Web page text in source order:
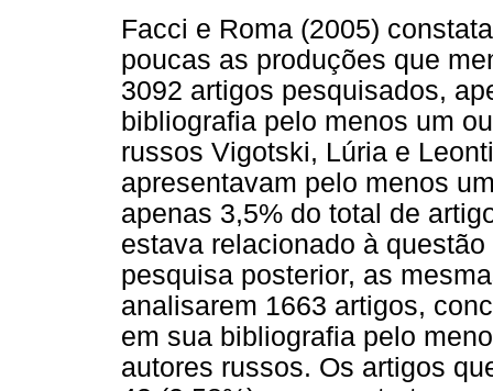
Facci e Roma (2005)
poucas as produções que
3092 artigos pesquisados,
bibliografia pelo menos um
russos Vigotski, Lúria e
apresentavam pelo menos
apenas 3,5% do total de
estava relacionado à
pesquisa posterior, as
analisarem 1663 artigos,
em sua bibliografia pelo
autores russos. Os artigos